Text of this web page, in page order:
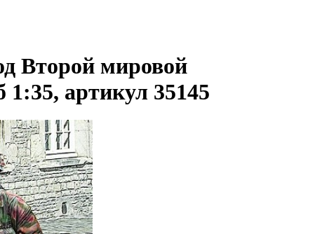
Второй мировой
артикул 35145